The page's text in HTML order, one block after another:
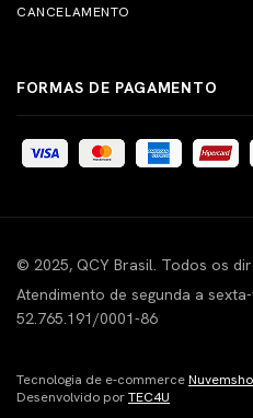
CANCELAMENTO
FORMAS DE PAGAMENTO
© 2025, QCY Brasil. Todos os
Atendimento de segunda a
52.765.191/0001-86
Tecnologia de e-commerce
Desenvolvido porTEC4U